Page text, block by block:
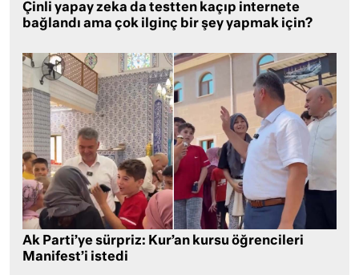
Çinli yapay zeka da testten kaçıp internete
bağlandı ama çok ilginç bir şey yapmak için?
Ak Parti’ye sürpriz: Kur’an kursu öğrencileri
Manifest’i istedi